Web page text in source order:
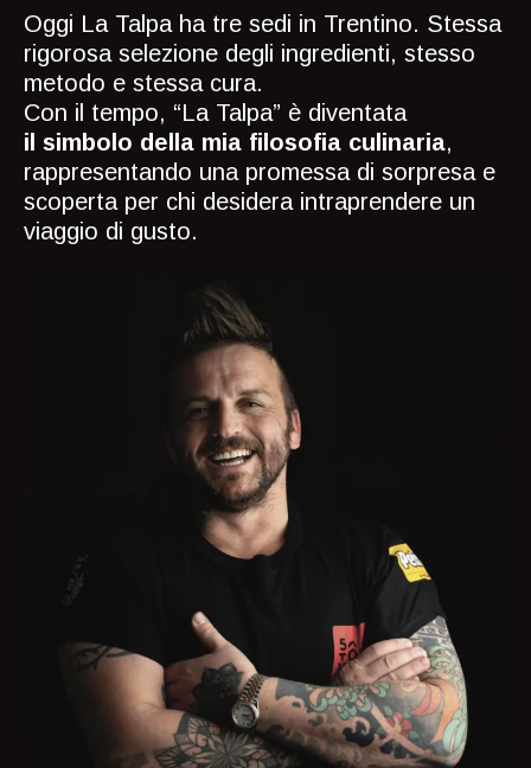
Oggi La Talpa ha tre sedi in Trentino. Stessa
rigorosa selezione degli ingredienti, stesso
metodo e stessa cura.
Con il tempo, “La Talpa” è diventata
il simbolo della mia filosofia culinaria,
rappresentando una promessa di sorpresa e
scoperta per chi desidera intraprendere un
viaggio di gusto.